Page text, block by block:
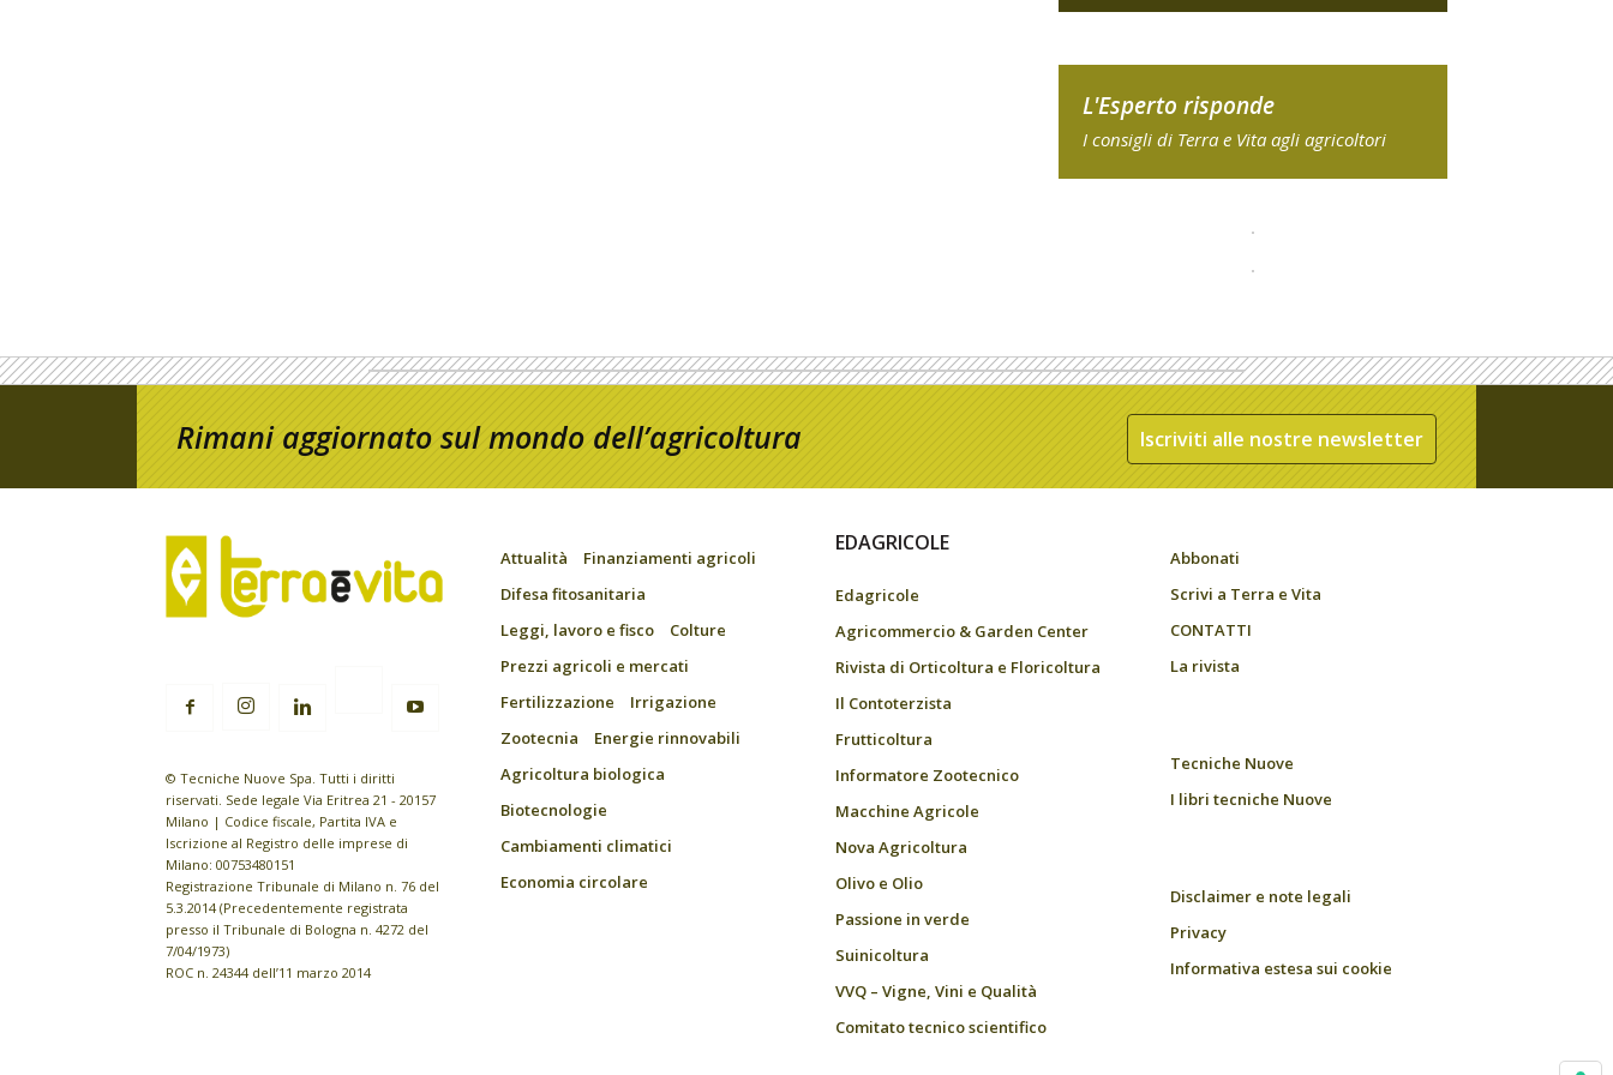
L'Esperto risponde
I consigli di Terra e Vita agli agricoltori
Rimani aggiornato sul mondo dell’agricoltura Iscriviti alle nostre newsletter
© Tecniche Nuove Spa. Tutti i diritti
riservati. Sede legale Via Eritrea 21 - 20157
Milano | Codice fiscale, Partita IVA e
Iscrizione al Registro delle imprese di
Milano: 00753480151
Registrazione Tribunale di Milano n. 76 del
5.3.2014 (Precedentemente registrata
presso il Tribunale di Bologna n. 4272 del
7/04/1973)
ROC n. 24344 dell’11 marzo 2014
Attualità
Finanziamenti agricoli
Difesa fitosanitaria
Leggi, lavoro e fisco
Colture
Prezzi agricoli e mercati
Fertilizzazione
Irrigazione
Zootecnia
Energie rinnovabili
Agricoltura biologica
Biotecnologie
Cambiamenti climatici
Economia circolare
EDAGRICOLE
Edagricole
Agricommercio & Garden Center
Rivista di Orticoltura e Floricoltura
Il Contoterzista
Frutticoltura
Informatore Zootecnico
Macchine Agricole
Nova Agricoltura
Olivo e Olio
Passione in verde
Suinicoltura
VVQ – Vigne, Vini e Qualità
Comitato tecnico scientifico
Abbonati
Scrivi a Terra e Vita
CONTATTI
La rivista
Tecniche Nuove
I libri tecniche Nuove
Disclaimer e note legali
Privacy
Informativa estesa sui cookie